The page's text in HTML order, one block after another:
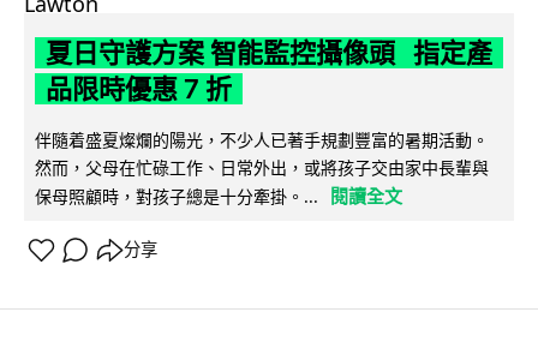
夏日守護方案 智能監控攝像頭 指定產
品限時優惠 7 折
伴隨着盛夏燦爛的陽光，不少人已著手規劃豐富的暑期活動。
然而，父母在忙碌工作、日常外出，或將孩子交由家中長輩與
保母照顧時，對孩子總是十分牽掛。...
閱讀全文
分享